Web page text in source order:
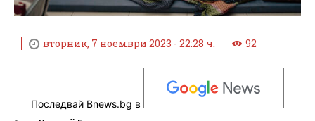
вторник, 7 ноември 2023 - 22:28 ч. 92
Последвай Bnews.bg в